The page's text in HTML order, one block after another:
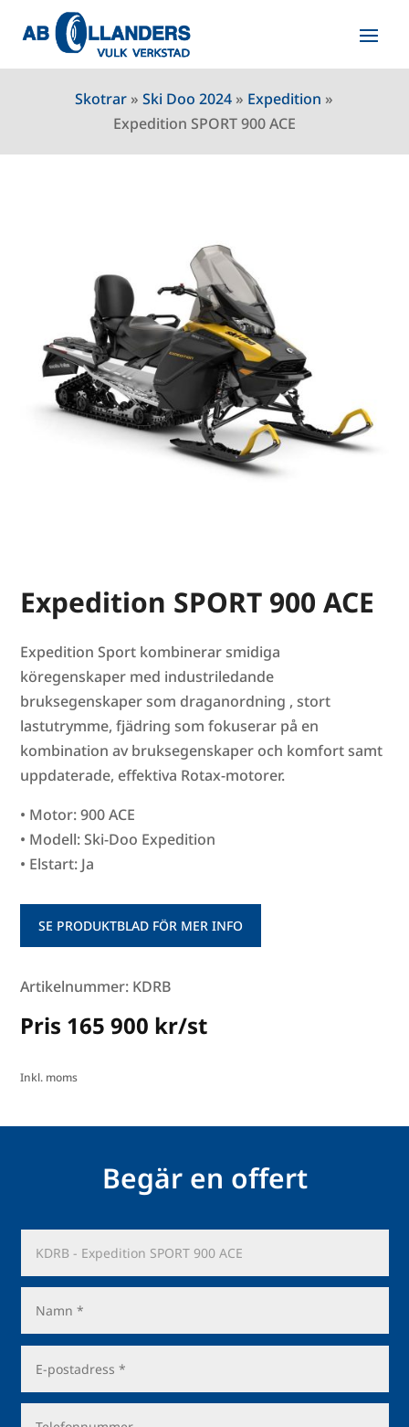
Skotrar »Ski Doo 2024 » Expedition »
Expedition SPORT 900 ACE
Expedition SPORT 900 ACE
Expedition Sport kombinerar smidiga
köregenskaper med industriledande
bruksegenskaper som draganordning , stort
lastutrymme, fjädring som fokuserar på en
kombination av bruksegenskaper och komfort samt
uppdaterade, effektiva Rotax-motorer.
• Motor: 900 ACE
• Modell: Ski-Doo Expedition
• Elstart: Ja
SE PRODUKTBLAD FÖR MER INFO
Artikelnummer: KDRB
Pris 165 900 kr/st
Inkl. moms
Begär en offert